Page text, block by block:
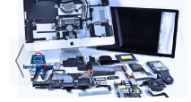
Xem nhanh:
1/ Kiểm tra xem tính năng
2/ Hãy khỏi động lại máy
3/ Biểu tượng Wifi có dấu x